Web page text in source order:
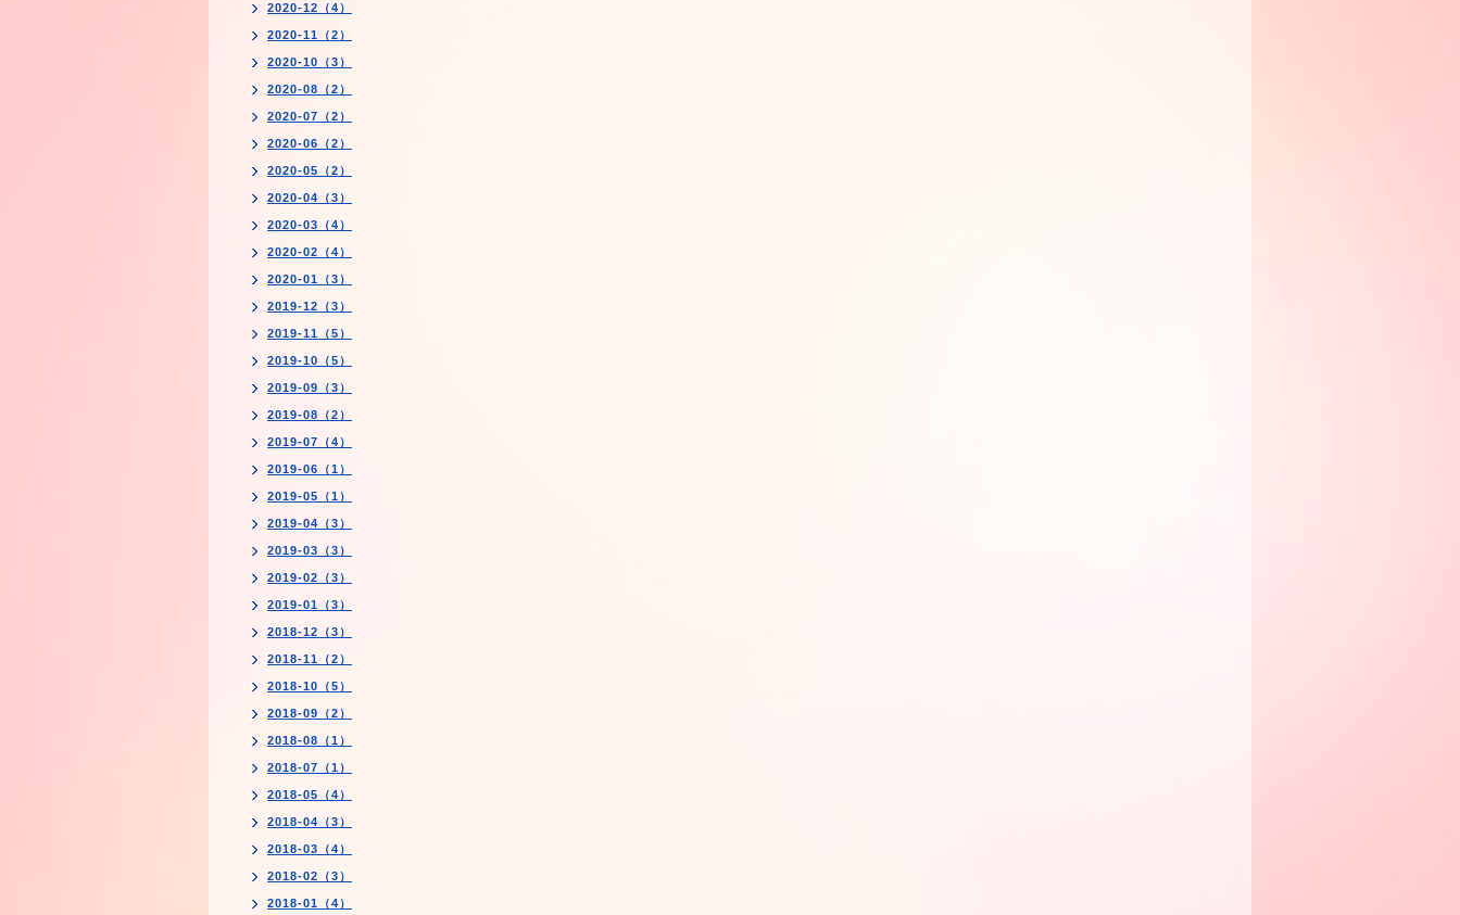
2020-12（4）
2020-11（2）
2020-10（3）
2020-08（2）
2020-07（2）
2020-06（2）
2020-05（2）
2020-04（3）
2020-03（4）
2020-02（4）
2020-01（3）
2019-12（3）
2019-11（5）
2019-10（5）
2019-09（3）
2019-08（2）
2019-07（4）
2019-06（1）
2019-05（1）
2019-04（3）
2019-03（3）
2019-02（3）
2019-01（3）
2018-12（3）
2018-11（2）
2018-10（5）
2018-09（2）
2018-08（1）
2018-07（1）
2018-05（4）
2018-04（3）
2018-03（4）
2018-02（3）
2018-01（4）